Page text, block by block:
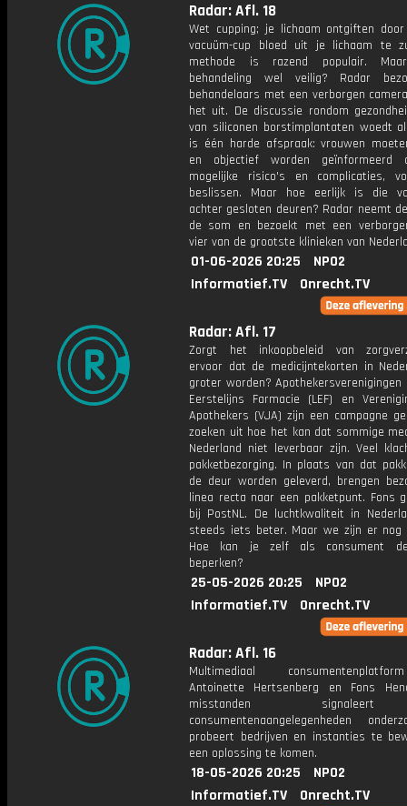
Radar: Afl. 18
Wet cupping; je lichaam ontgiften
vacuüm-cup bloed uit je lichaam te
methode is razend populair.
behandeling wel veilig? Radar
behandelaars met een verborgen
het uit. De discussie rondom
van siliconen borstimplantaten woedt
is één harde afspraak: vrouwen
en objectief worden geïnformeerd
mogelijke risico's en complicaties,
beslissen. Maar hoe eerlijk is die
achter gesloten deuren? Radar neemt
de som en bezoekt met een
vier van de grootste klinieken van
01-06-2026 20:25
NPO2
Informatief.TV
Onrecht.TV
Radar: Afl. 17
Zorgt het inkoopbeleid van
ervoor dat de medicijntekorten in
groter worden? Apothekersverenigingen
Eerstelijns Farmacie (LEF) en
Apothekers (VJA) zijn een campagne
zoeken uit hoe het kan dat sommige
Nederland niet leverbaar zijn. Veel
pakketbezorging. In plaats van dat
de deur worden geleverd, brengen
linea recta naar een pakketpunt. Fons
bij PostNL. De luchtkwaliteit in
steeds iets beter. Maar we zijn er nog
Hoe kan je zelf als consument
beperken?
25-05-2026 20:25
NPO2
Informatief.TV
Onrecht.TV
Radar: Afl. 16
Multimediaal
Antoinette Hertsenberg en Fons
misstanden
consumentenaangelegenheden
probeert bedrijven en instanties te
een oplossing te komen.
18-05-2026 20:25
NPO2
Informatief.TV
Onrecht.TV